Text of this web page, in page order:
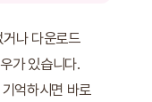
나 다운로드
가 있습니다.
억하시면 바로